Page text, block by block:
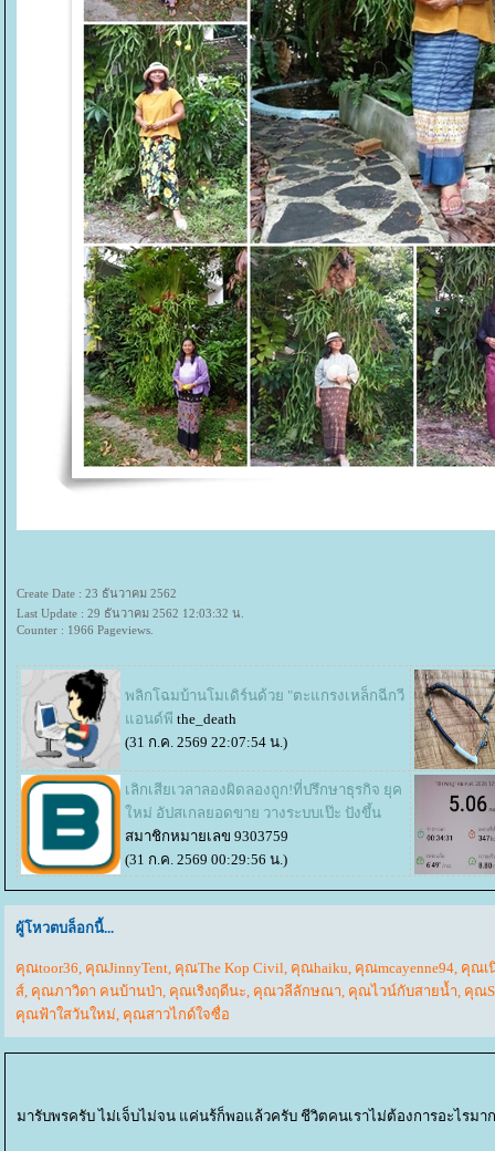
Create Date : 23 ธันวาคม 2562
Last Update : 29 ธันวาคม 2562 12:03:32 น.
Counter : 1966 Pageviews.
พลิกโฉมบ้านโมเดิร์นด้วย "ตะแกรงเหล็กฉีกวี
อนด์พี the_death
(31 ก.ค. 2569 22:07:54 น.)
เลิกเสียเวลาลองผิดลองถูก!ที่ปรึกษาธุรกิจ ยุค
หม่ อัปสเกลยอดขาย วางระบบเป๊ะ ปังขึ้น
สมาชิกหมายเลข 9303759
(31 ก.ค. 2569 00:29:56 น.)
ผู้โหวตบล็อกนี้...
คุณtoor36, คุณJinnyTent, คุณThe Kop Civil, คุณhaiku, คุณmcayenne94, คุณเ
ส์, คุณภาวิดา คนบ้านป่า, คุณเริงฤดีนะ, คุณวลีลักษณา, คุณไวน์กับสายน้ำ, คุณ
คุณฟ้าใสวันใหม่, คุณสาวไกด์ใจซื่อ
มารับพรครับ ไม่เจ็บไม่จน แค่นร้ก็พอแล้วครับ ชีวิตคนเราไม่ต้องการอะไรมา